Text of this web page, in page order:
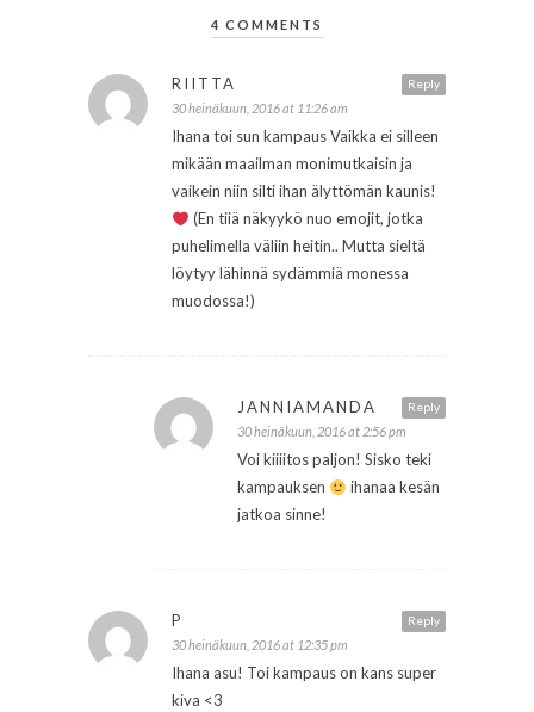
4 COMMENTS
Reply
RIITTA
30 heinäkuun, 2016 at 11:26 am
Ihana toi sun kampaus Vaikka ei silleen
mikään maailman monimutkaisin ja
vaikein niin silti ihan älyttömän kaunis!
(En tiiä näkyykö nuo emojit, jotka
puhelimella väliin heitin.. Mutta sieltä
löytyy lähinnä sydämmiä monessa
muodossa!)
Reply
JANNIAMANDA
30 heinäkuun, 2016 at 2:56 pm
Voi kiiiitos paljon! Sisko teki
kampauksen
ihanaa kesän
jatkoa sinne!
Reply
P
30 heinäkuun, 2016 at 12:35 pm
Ihana asu! Toi kampaus on kans super
kiva <3